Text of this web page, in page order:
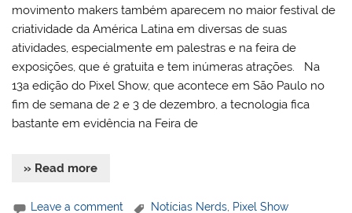
movimento makers também aparecem no maior festival de
criatividade da América Latina em diversas de suas
atividades, especialmente em palestras e na feira de
exposições, que é gratuita e tem inúmeras atrações. Na
13a edição do Pixel Show, que acontece em São Paulo no
fim de semana de 2 e 3 de dezembro, a tecnologia fica
bastante em evidência na Feira de
» Read more
Leave a comment Notícias Nerds, Pixel Show